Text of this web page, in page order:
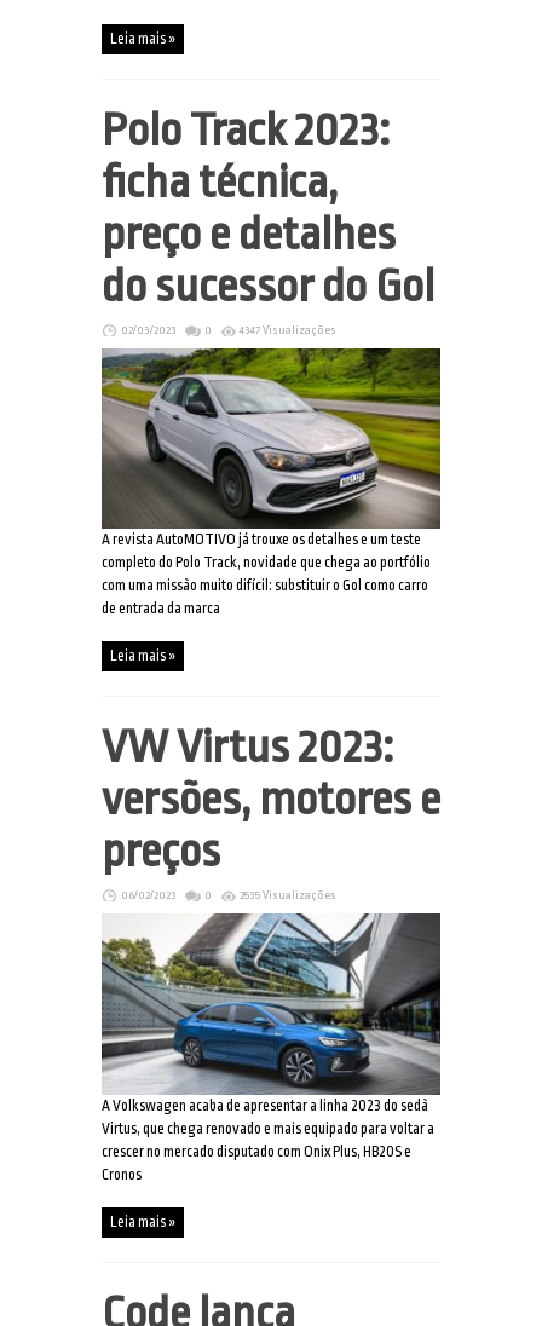
Leia mais »
Polo Track 2023:
ficha técnica,
preço e detalhes
do sucessor do Gol
02/03/2023 0 4347 Visualizações
A revista AutoMOTIVO já trouxe os detalhes e um teste
completo do Polo Track, novidade que chega ao portfólio
com uma missão muito difícil: substituir o Gol como carro
de entrada da marca
Leia mais »
VW Virtus 2023:
versões, motores e
preços
06/02/2023 0 2535 Visualizações
A Volkswagen acaba de apresentar a linha 2023 do sedã
Virtus, que chega renovado e mais equipado para voltar a
crescer no mercado disputado com Onix Plus, HB20S e
Cronos
Leia mais »
Code lança